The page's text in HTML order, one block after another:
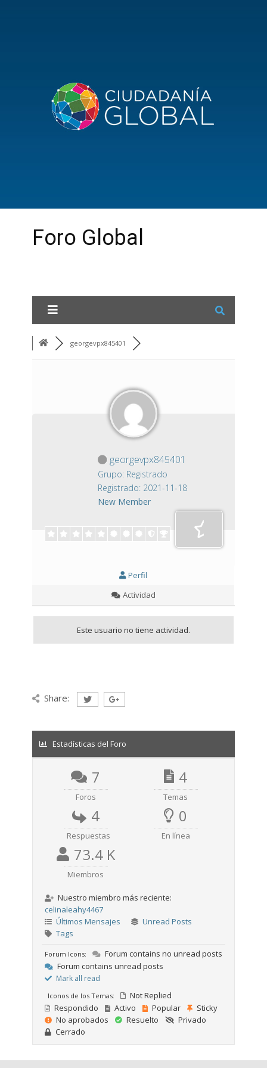
Foro Global
georgevpx845401
georgevpx845401
Grupo: Registrado
Registrado: 2021-11-18
New Member
Perfil
Actividad
Este usuario no tiene actividad.
Share:
Estadísticas del Foro
7
Foros
4
Temas
4
Respuestas
0
En línea
73.4 K
Miembros
Nuestro miembro más reciente:
celinaleahy4467
Últimos Mensajes
Unread Posts
Tags
Forum Icons:
Forum contains no unread posts
Forum contains unread posts
Mark all read
Iconos de los Temas:
Not Replied
Respondido
Activo Popular
Sticky
No aprobados
Resuelto
Privado
Cerrado